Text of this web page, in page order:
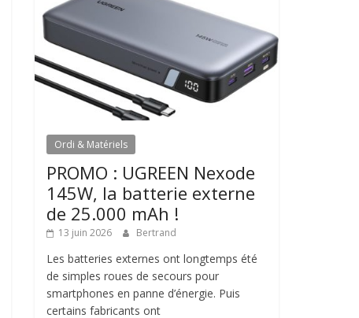
Ordi & Matériels
PROMO : UGREEN Nexode
145W, la batterie externe
de 25.000 mAh !
13 juin 2026 Bertrand
Les batteries externes ont longtemps été
de simples roues de secours pour
smartphones en panne d’énergie. Puis
certains fabricants ont